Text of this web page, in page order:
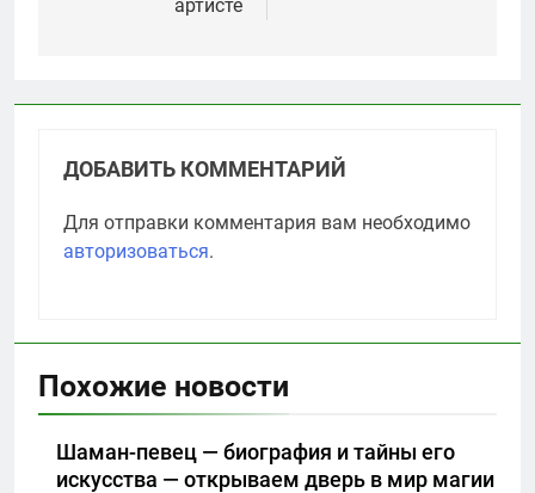
артисте
ДОБАВИТЬ КОММЕНТАРИЙ
Для отправки комментария вам необходимо
авторизоваться.
Похожие новости
Шаман-певец — биография и тайны его
искусства — открываем дверь в мир магии